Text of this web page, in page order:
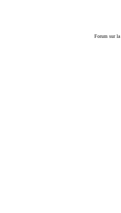
Forum sur la